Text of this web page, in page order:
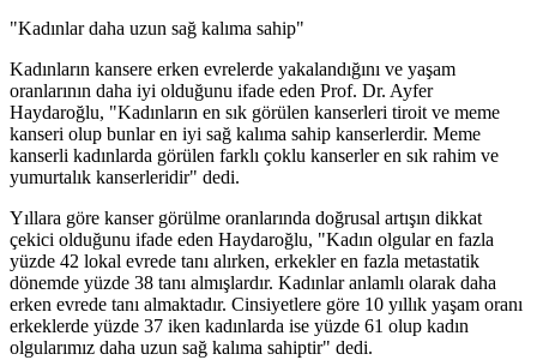
"Kadınlar daha uzun sağ kalıma sahip"
Kadınların kansere erken evrelerde yakalandığını ve yaşam
oranlarının daha iyi olduğunu ifade eden Prof. Dr. Ayfer
Haydaroğlu, "Kadınların en sık görülen kanserleri tiroit ve meme
kanseri olup bunlar en iyi sağ kalıma sahip kanserlerdir. Meme
kanserli kadınlarda görülen farklı çoklu kanserler en sık rahim ve
yumurtalık kanserleridir" dedi.
Yıllara göre kanser görülme oranlarında doğrusal artışın dikkat
çekici olduğunu ifade eden Haydaroğlu, "Kadın olgular en fazla
yüzde 42 lokal evrede tanı alırken, erkekler en fazla metastatik
dönemde yüzde 38 tanı almışlardır. Kadınlar anlamlı olarak daha
erken evrede tanı almaktadır. Cinsiyetlere göre 10 yıllık yaşam oranı
erkeklerde yüzde 37 iken kadınlarda ise yüzde 61 olup kadın
olgularımız daha uzun sağ kalıma sahiptir" dedi.